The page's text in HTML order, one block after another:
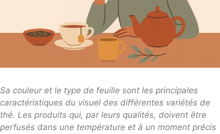
Sa couleur et le type de feuille sont les principales
caractéristiques du visuel des différentes variétés de
thé. Les produits qui, par leurs qualités, doivent être
perfusés dans une température et à un moment précis